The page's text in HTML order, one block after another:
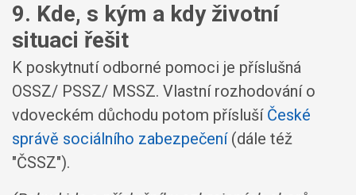
9. Kde, s kým a kdy životní
situaci řešit
K poskytnutí odborné pomoci je příslušná
OSSZ/ PSSZ/ MSSZ. Vlastní rozhodování o
vdoveckém důchodu potom přísluší České
správě sociálního zabezpečení(dále též
"ČSSZ").